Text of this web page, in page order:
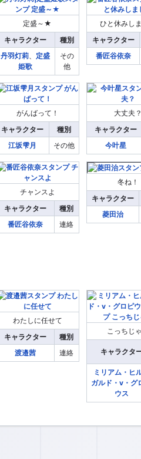
定盛～★
キャラクター
種別
丹羽灯莉、 定盛
姫歌
その
他
ひと休みし
キャラクター
番匠谷依奈
がんばって！
キャラクター
種別
江坂雫月
その他
大丈夫？
キャラクター
今叶星
チャンスよ
キャラクター
種別
番匠谷依奈
連絡
冬ね！
キャラクター
菱田治
わたしに任せて
キャラクター
種別
渡邉茜
連絡
こっちじ
キャラクタ
ミリアム・ヒ
ガルド・v・グ
ウス